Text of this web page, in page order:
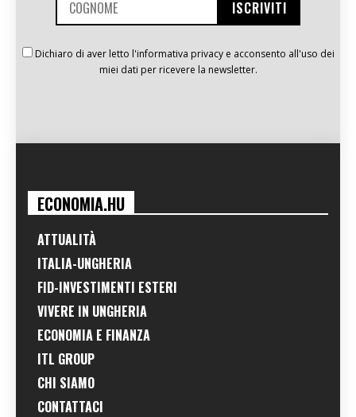
Dichiaro di aver letto l'informativa privacy e acconsento all'uso dei
miei dati per ricevere la newsletter.
ECONOMIA.HU
ATTUALITÀ
ITALIA-UNGHERIA
FID-INVESTIMENTI ESTERI
VIVERE IN UNGHERIA
ECONOMIA E FINANZA
ITL GROUP
CHI SIAMO
CONTATTACI